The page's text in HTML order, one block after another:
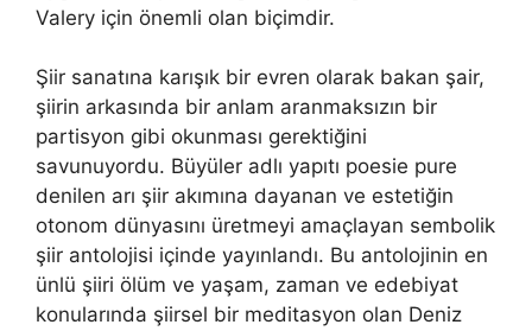
Valery için önemli olan biçimdir.
Şiir sanatına karışık bir evren olarak bakan şair,
şiirin arkasında bir anlam aranmaksızın bir
partisyon gibi okunması gerektiğini
savunuyordu. Büyüler adlı yapıtı poesie pure
denilen arı şiir akımına dayanan ve estetiğin
otonom dünyasını üretmeyi amaçlayan sembolik
şiir antolojisi içinde yayınlandı. Bu antolojinin en
ünlü şiiri ölüm ve yaşam, zaman ve edebiyat
konularında şiirsel bir meditasyon olan Deniz